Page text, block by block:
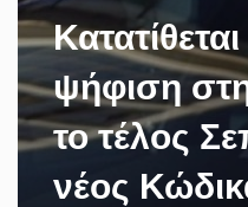
ψήφιση
το τέλος
νέος